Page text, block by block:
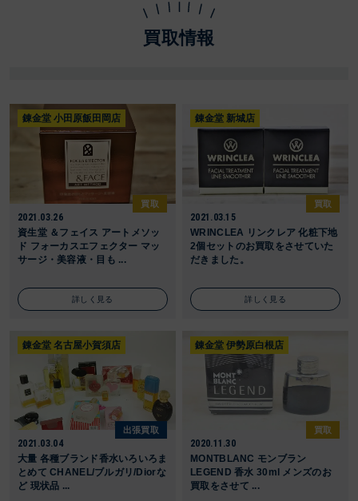
買取情報
錬金堂 小田原飯田岡店
買取
2021.03.26
資生堂 ＆フェイス アートメソッ
ド フォーカスエフェクター マッ
サージ・美容液・目も ...
詳しく見る
錬金堂 新城店
買取
2021.03.15
WRINCLEA リンクレア 化粧下地
2個セットのお買取をさせていた
だきました。
詳しく見る
錬金堂 名古屋小賀須店
出張買取
2021.03.04
大量 各種ブランド香水いろいろま
とめて CHANEL/ブルガリ/Diorな
ど 現状品 ...
錬金堂 伊勢原白根店
買取
2020.11.30
MONTBLANC モンブラン
LEGEND 香水 30ml メンズのお
買取をさせて ...